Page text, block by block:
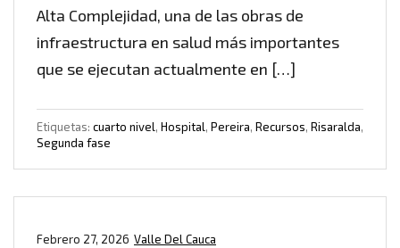
Alta Complejidad, una de las obras de
infraestructura en salud más importantes
que se ejecutan actualmente en […]
Etiquetas: cuarto nivel, Hospital, Pereira, Recursos, Risaralda,
Segunda fase
Valle Del Cauca
Febrero 27, 2026